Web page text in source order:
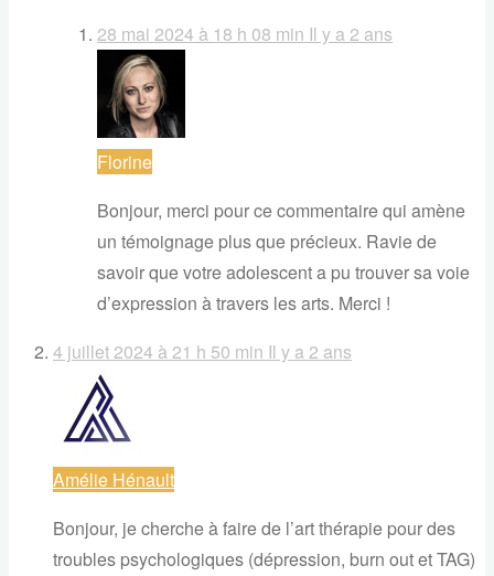
28 mai 2024 à 18 h 08 min Il y a 2 ans
Florine
Bonjour, merci pour ce commentaire qui amène
un témoignage plus que précieux. Ravie de
savoir que votre adolescent a pu trouver sa voie
d’expression à travers les arts. Merci !
4 juillet 2024 à 21 h 50 min Il y a 2 ans
Amélie Hénault
Bonjour, je cherche à faire de l’art thérapie pour des
troubles psychologiques (dépression, burn out et TAG)